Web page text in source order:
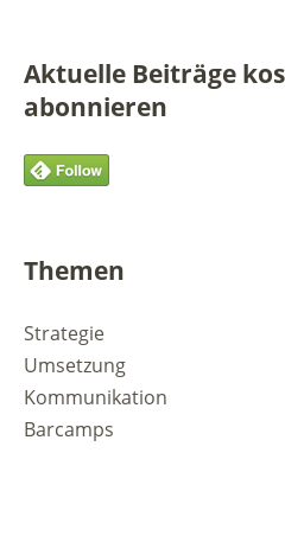
Aktuelle Beiträge
abonnieren
Themen
Strategie
Umsetzung
Kommunikation
Barcamps